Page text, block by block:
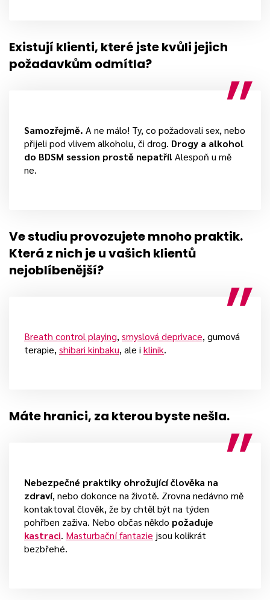
Existují klienti, které jste kvůli jejich
požadavkům odmítla?
Samozřejmě. A ne málo! Ty, co požadovali sex, nebo
přijeli pod vlivem alkoholu, či drog. Drogy a alkohol
do BDSM session prostě nepatří! Alespoň u mě
ne.
Ve studiu provozujete mnoho praktik.
Která z nich je u vašich klientů
nejoblíbenější?
Breath control playing, smyslová deprivace, gumová
terapie, shibari kinbaku, ale i klinik.
Máte hranici, za kterou byste nešla.
Nebezpečné praktiky ohrožující člověka na
zdraví, nebo dokonce na životě. Zrovna nedávno mě
kontaktoval člověk, že by chtěl být na týden
pohřben zaživa. Nebo občas někdo požaduje
kastraci. Masturbační fantazie jsou kolikrát
bezbřehé.